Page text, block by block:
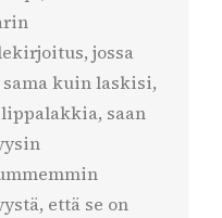
jossa
kuin laskisi,
saan
että se on